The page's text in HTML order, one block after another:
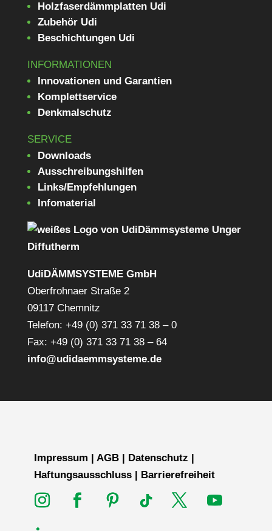
Holzfaserdämmplatten Udi
Zubehör Udi
Beschichtungen Udi
INFORMATIONEN
Innovationen und Garantien
Komplettservice
Denkmalschutz
SERVICE
Downloads
Ausschreibungshilfen
Links/Empfehlungen
Infomaterial
UdiDÄMMSYSTEME GmbH
Oberfrohnaer Straße 2
09117 Chemnitz
Telefon: +49 (0) 371 33 71 38 – 0
Fax: +49 (0) 371 33 71 38 – 64
info@udidaemmsysteme.de
Impressum | AGB| Datenschutz |
Haftungsausschluss| Barrierefreiheit